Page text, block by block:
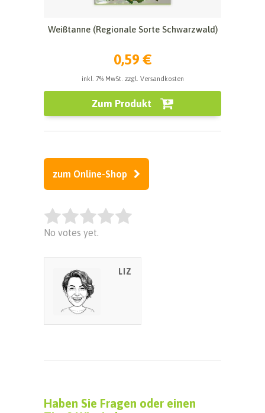
Weißtanne (Regionale Sorte Schwarzwald)
0,59 €
inkl. 7% MwSt. zzgl. Versandkosten
Zum Produkt
zum Online-Shop
Rate this item:
SUBMIT RATING
No votes yet.
LIZ
Haben Sie Fragen oder einen